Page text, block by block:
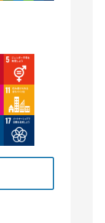
Image
Image
Image